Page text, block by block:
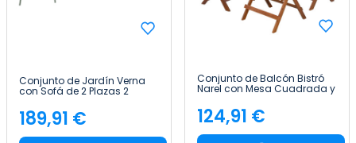
Conjunto de Jardín Verna
con Sofá de 2 Plazas 2
Acero y Textilene 7house
Precio
189,91 €
Conjunto de Balcón Bistró
Narel con Mesa Cuadrada y
2 Sillas Plegables en Madera
de Acacia 7house
Precio
124,91 €